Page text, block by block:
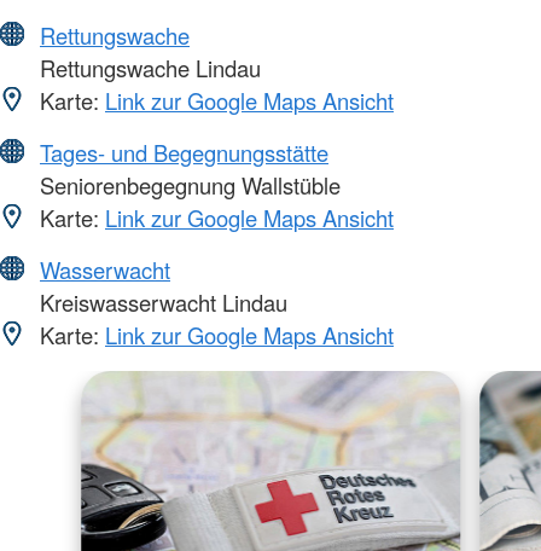
Rettungswache
Rettungswache Lindau
Karte: Link zur Google Maps Ansicht
Tages- und Begegnungsstätte
Seniorenbegegnung Wallstüble
Karte: Link zur Google Maps Ansicht
Wasserwacht
Kreiswasserwacht Lindau
Karte: Link zur Google Maps Ansicht